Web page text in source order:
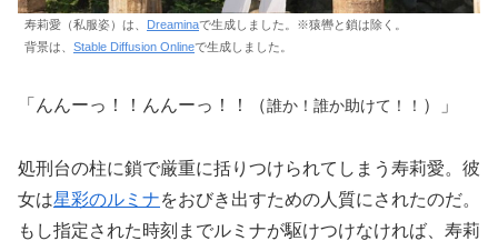
寿莉愛（私服姿）は、 Dreaminaで生成しました。※猿轡と鎖は除く。
背景は、 Stable Diffusion Onlineで生成しました。
「んんーっ！！んんーっ！！（誰か！誰か助けて！！ ）」
処刑台の柱に鎖で厳重に括りつけられてしまう寿莉愛。彼
女は星彩のルミナをおびき出すための人質にされたのだ。
もし指定された時刻までルミナが駆けつけなければ、寿莉